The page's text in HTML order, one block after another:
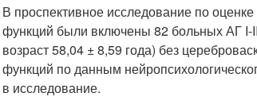
В проспективное исследование по
функций были включены 82 больных АГ I-
возраст 58,04 ± 8,59 года) без
функций по данным
в исследование.